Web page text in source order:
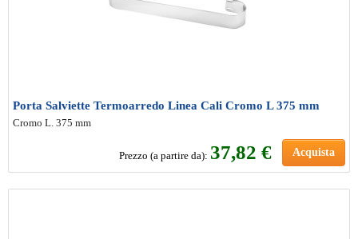
Porta Salviette Termoarredo Linea Cali Cromo L 375 mm
Cromo L. 375 mm
Prezzo (a partire da): 37,82 € Acquista